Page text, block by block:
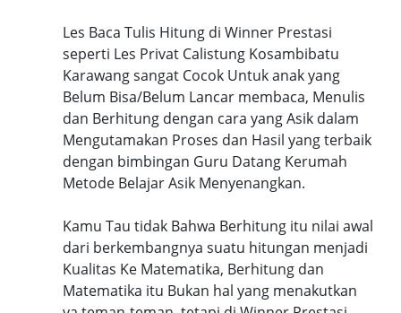
Les Baca Tulis Hitung di Winner Prestasi
seperti Les Privat Calistung Kosambibatu
Karawang sangat Cocok Untuk anak yang
Belum Bisa/Belum Lancar membaca, Menulis
dan Berhitung dengan cara yang Asik dalam
Mengutamakan Proses dan Hasil yang terbaik
dengan bimbingan Guru Datang Kerumah
Metode Belajar Asik Menyenangkan.
Kamu Tau tidak Bahwa Berhitung itu nilai awal
dari berkembangnya suatu hitungan menjadi
Kualitas Ke Matematika, Berhitung dan
Matematika itu Bukan hal yang menakutkan